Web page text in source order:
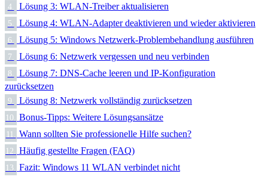
4. Lösung 3: WLAN-Treiber aktualisieren
5. Lösung 4: WLAN-Adapter deaktivieren und wieder aktivieren
6. Lösung 5: Windows Netzwerk-Problembehandlung ausführen
7. Lösung 6: Netzwerk vergessen und neu verbinden
8.
Lösung 7: DNS-Cache leeren und IP-Konfiguration
zurücksetzen
9. Lösung 8: Netzwerk vollständig zurücksetzen
10. Bonus-Tipps: Weitere Lösungsansätze
11. Wann sollten Sie professionelle Hilfe suchen?
12. Häufig gestellte Fragen (FAQ)
13. Fazit: Windows 11 WLAN verbindet nicht